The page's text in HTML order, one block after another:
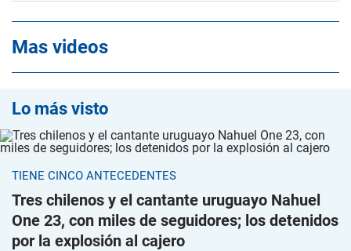
Mas videos
Lo más visto
TIENE CINCO ANTECEDENTES
Tres chilenos y el cantante uruguayo Nahuel
One 23, con miles de seguidores; los detenidos
por la explosión al cajero